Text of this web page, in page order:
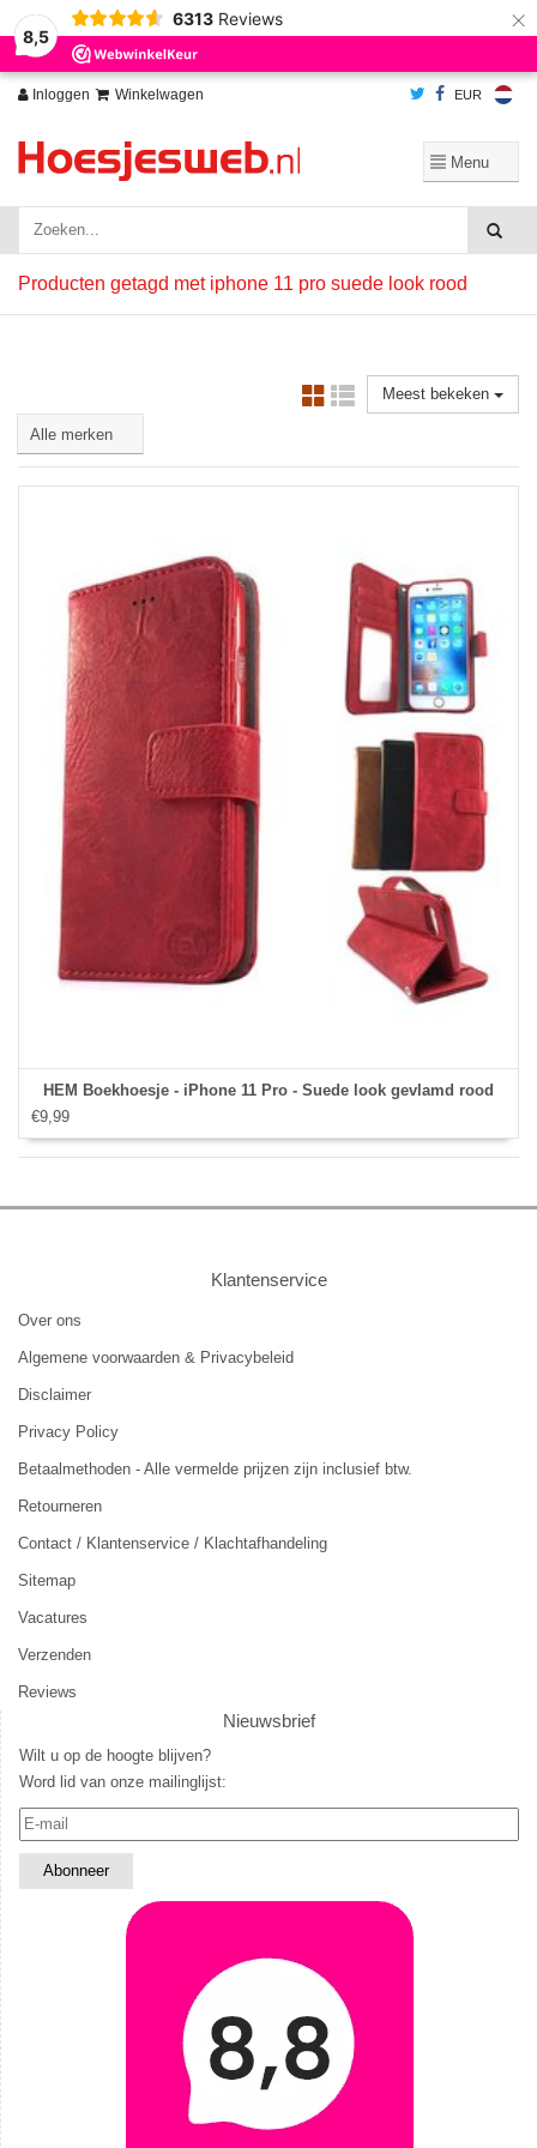
8,5
6313 Reviews ×
Inloggen Winkelwagen EUR
Producten getagd met iphone 11 pro suede look rood
Meest bekeken
HEM Boekhoesje - iPhone 11 Pro - Suede look gevlamd rood
€9,99
Klantenservice
Over ons
Algemene voorwaarden & Privacybeleid
Disclaimer
Privacy Policy
Betaalmethoden - Alle vermelde prijzen zijn inclusief btw.
Retourneren
Contact / Klantenservice / Klachtafhandeling
Sitemap
Vacatures
Verzenden
Reviews
Nieuwsbrief
Wilt u op de hoogte blijven?
Word lid van onze mailinglijst:
Wij slaan cookies op om onze website te verbeteren. Is dat akkoord?
Ja
Nee